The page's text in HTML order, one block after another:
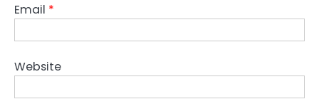
Email *
Website